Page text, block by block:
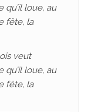
loue, au
fête, la
veut
loue, au
fête, la